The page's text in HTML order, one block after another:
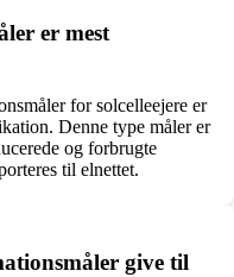
er mest
for solcelleejere er
Denne type måler er
og forbrugte
til elnettet.
give til